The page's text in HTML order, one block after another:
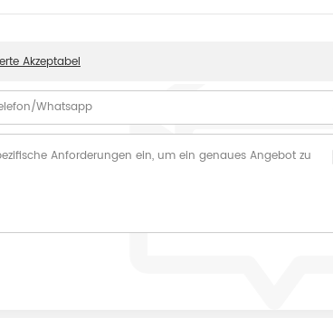
Akzeptabel